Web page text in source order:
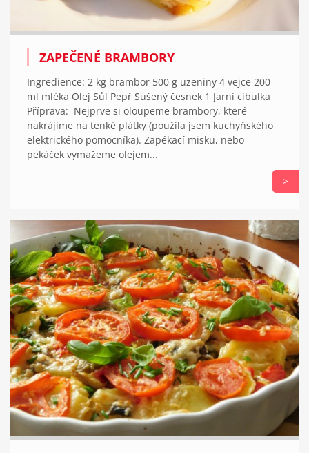
ZAPEČENÉ BRAMBORY
Ingredience: 2 kg brambor 500 g uzeniny 4 vejce 200
ml mléka Olej Sůl Pepř Sušený česnek 1 Jarní cibulka
Příprava: Nejprve si oloupeme brambory, které
nakrájíme na tenké plátky (použila jsem kuchyňského
elektrického pomocníka). Zapékací misku, nebo
pekáček vymažeme olejem...
>